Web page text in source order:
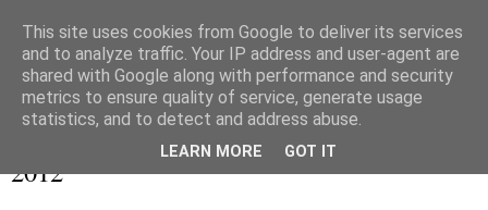
2012
This site uses cookies from Google to deliver its services
and to analyze traffic. Your IP address and user-agent are
shared with Google along with performance and security
metrics to ensure quality of service, generate usage
statistics, and to detect and address abuse.
LEARN MORE GOT IT